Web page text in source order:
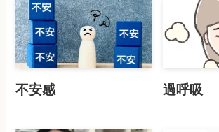
不安感 過呼吸